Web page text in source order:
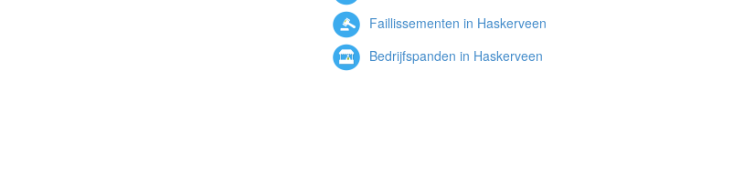
Faillissementen in Haskerveen
Bedrijfspanden in Haskerveen